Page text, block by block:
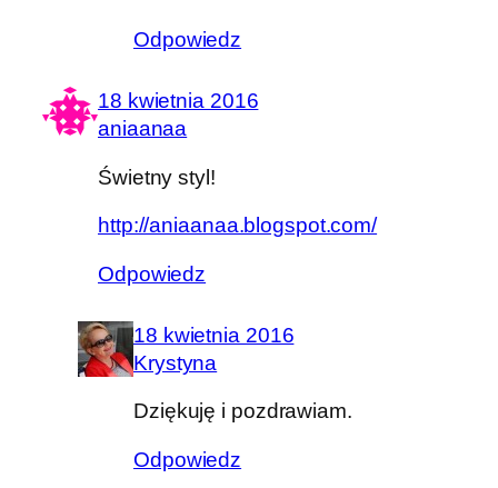
Odpowiedz
18 kwietnia 2016
aniaanaa
Świetny styl!
http://aniaanaa.blogspot.com/
Odpowiedz
18 kwietnia 2016
Krystyna
Dziękuję i pozdrawiam.
Odpowiedz